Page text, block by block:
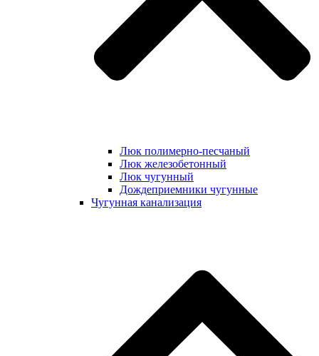
Люк полимерно-песчаный
Люк железобетонный
Люк чугунный
Дождеприемники чугунные
Чугунная канализация